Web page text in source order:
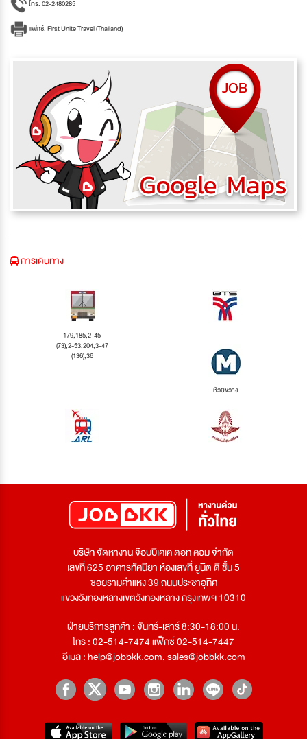
โทร. 02-2480285
แฟกซ์. First Unite Travel (Thailand)
การเดินทาง
179,185,2-45
(73),2-53,204,3-47
(136),36
ห้วยขวาง
บริษัท จัดหางาน จ๊อบบีเคเค ดอท คอม จำกัด
เลขที่ 625 อาคารทัศนียา ห้องเลขที่ ยูนิต ดี ชั้น 5
ซอยรามคำแหง 39 ถนนประชาอุทิศ
แขวงวังทองหลางเขตวังทองหลาง กรุงเทพฯ 10310
ฝ่ายบริการลูกค้า : จันทร์-เสาร์ 8:30-18:00 น.
โทร : 02-514-7474 แฟ็กซ์ 02-514-7447
อีเมล :help@jobbkk.com,sales@jobbkk.com